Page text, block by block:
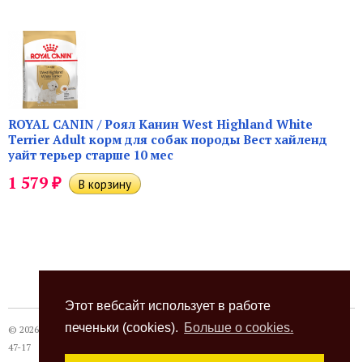
Этот вебсайт использует в работе
печеньки (cookies). Больше о cookies.
ROYAL CANIN / Роял Канин West Highland White
Terrier Adult корм для собак породы Вест хайленд
уайт терьер старше 10 мес
1 579₽
© 2026 Термокот, +7 (863) 24-28-999 +7 (989) 620-
47-17